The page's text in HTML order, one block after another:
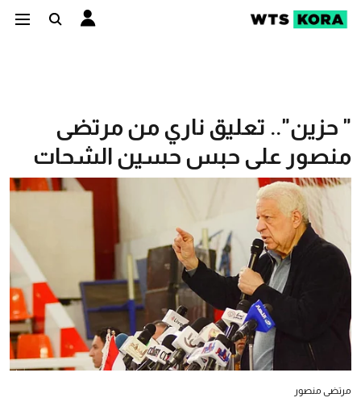
" حزين".. تعليق ناري من مرتضى
منصور على حبس حسين الشحات
مرتضى منصور